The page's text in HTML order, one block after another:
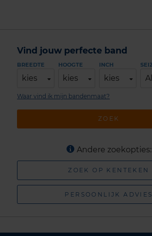
Vind jouw perfecte band
BREEDTE
kies
HOOGTE
kies
INCH
kies
ZOEK
Waar vind ik mijn bandenmaat?
Andere zoekopties:
ZOEK OP KENTEKEN
PERSOONLIJK ADVIES